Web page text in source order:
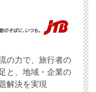
の力で、旅行者の
と、地域・企業の
解決を実現